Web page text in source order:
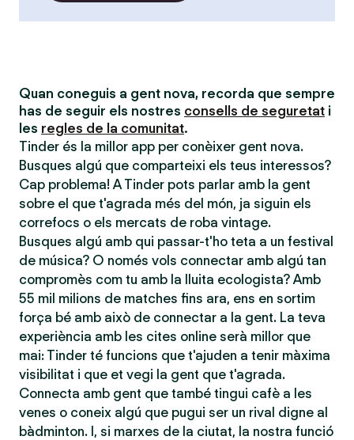
Quan coneguis a gent nova, recorda que sempre
has de seguir els nostres consells de seguretat i
les regles de la comunitat.
Tinder és la millor app per conèixer gent nova.
Busques algú que comparteixi els teus interessos?
Cap problema! A Tinder pots parlar amb la gent
sobre el que t'agrada més del món, ja siguin els
correfocs o els mercats de roba vintage.
Busques algú amb qui passar-t'ho teta a un festival
de música? O només vols connectar amb algú tan
compromès com tu amb la lluita ecologista? Amb
55 mil milions de matches fins ara, ens en sortim
força bé amb això de connectar a la gent. La teva
experiència amb les cites online serà millor que
mai: Tinder té funcions que t'ajuden a tenir màxima
visibilitat i que et vegi la gent que t'agrada.
Connecta amb gent que també tingui cafè a les
venes o coneix algú que pugui ser un rival digne al
bàdminton. I, si marxes de la ciutat, la nostra funció